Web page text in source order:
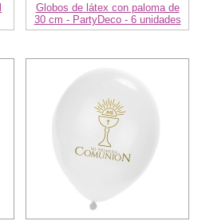
Globos de látex con paloma de
30 cm - PartyDeco - 6 unidades